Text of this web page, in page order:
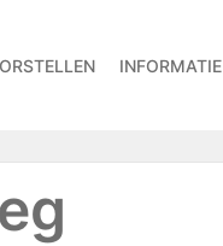
INFORMATIE